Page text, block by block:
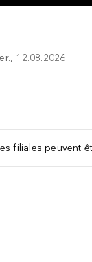
12.08.2026
filiales peuvent